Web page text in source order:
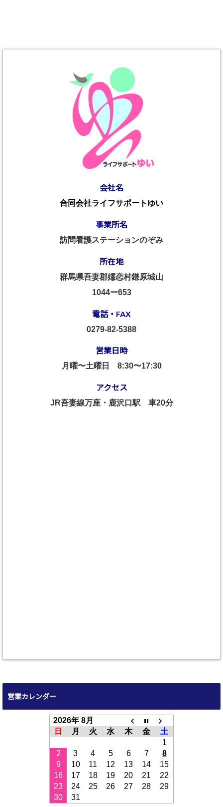
会社名
合同会社ライフサポートゆい
事業所名
訪問看護ステーションのぞみ
所在地
群馬県吾妻郡嬬恋村鎌原城山
1044ー653
電話・FAX
0279-82-5388
営業日時
月曜〜土曜日 8:30〜17:30
アクセス
JR吾妻線万座・鹿沢口駅 車20分
営業カレンダー
2026年 8月
日
月 火 水 木 金
土
1
2
3 4 5 6 7
8
9
10 11 12 13 14
15
16
17 18 19 20 21
22
23
24 25 26 27 28
29
30
31